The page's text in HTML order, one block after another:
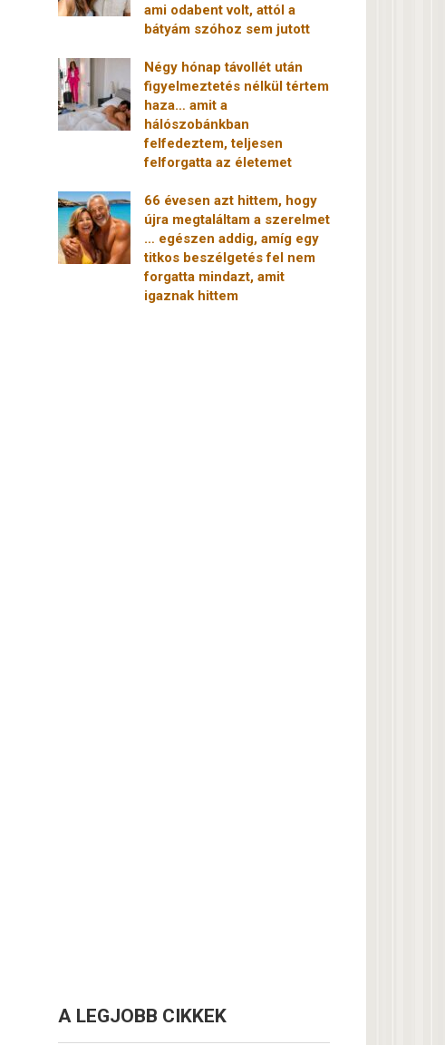
ami odabent volt, attól a
bátyám szóhoz sem jutott
Négy hónap távollét után
figyelmeztetés nélkül tértem
haza… amit a
hálószobánkban
felfedeztem, teljesen
felforgatta az életemet
66 évesen azt hittem, hogy
újra megtaláltam a szerelmet
… egészen addig, amíg egy
titkos beszélgetés fel nem
forgatta mindazt, amit
igaznak hittem
A LEGJOBB CIKKEK